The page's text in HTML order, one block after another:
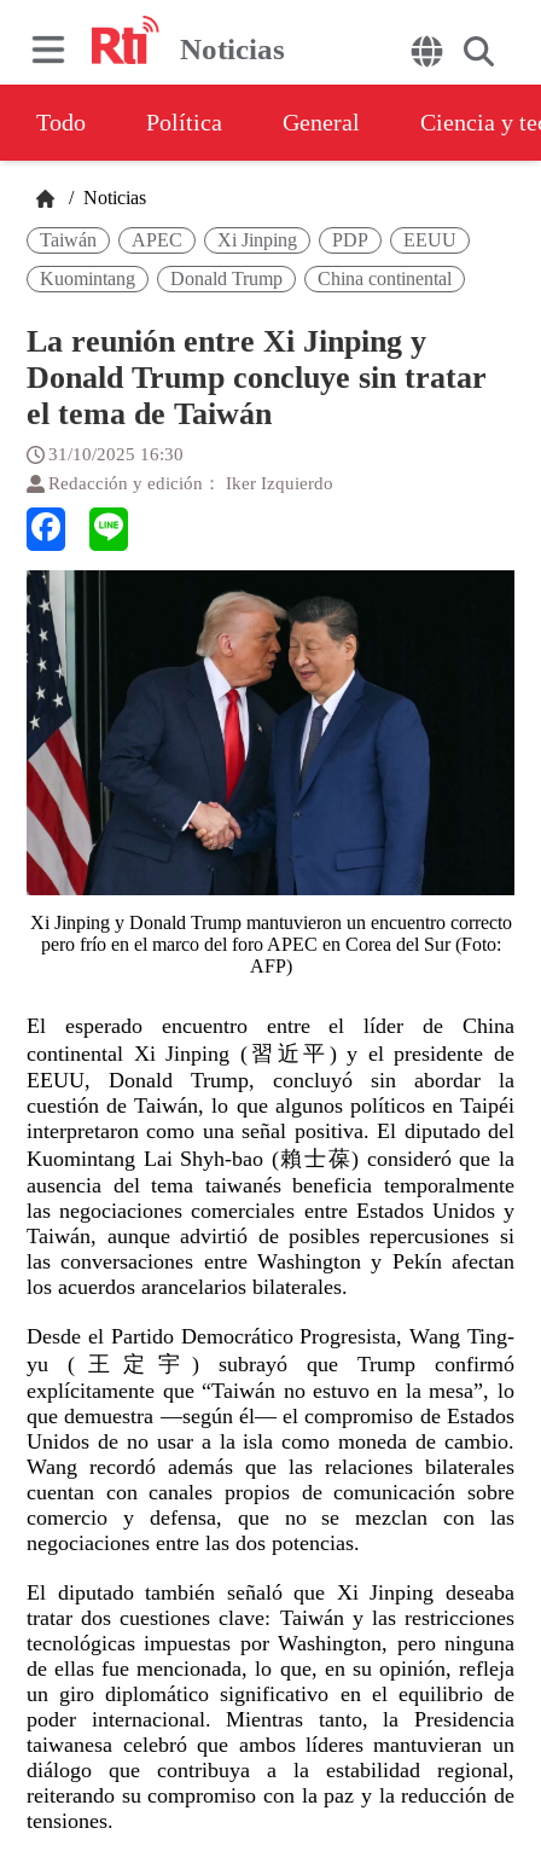
Noticias
Todo Política General Ciencia y
/ Noticias
Taiwán APEC Xi Jinping PDP
EEUU
Kuomintang
Donald Trump China continental
La reunión entre Xi Jinping y
Donald Trump concluye sin tratar
el tema de Taiwán
31/10/2025 16:30
Redacción y edición： Iker Izquierdo
Xi Jinping y Donald Trump mantuvieron un encuentro correcto
pero frío en el marco del foro APEC en Corea del Sur (Foto:
AFP)
El esperado encuentro entre el líder de China
continental Xi Jinping (習近平) y el presidente de
EEUU, Donald Trump, concluyó sin abordar la
cuestión de Taiwán, lo que algunos políticos en Taipéi
interpretaron como una señal positiva. El diputado del
Kuomintang Lai Shyh-bao (賴士葆) consideró que la
ausencia del tema taiwanés beneficia temporalmente
las negociaciones comerciales entre Estados Unidos y
Taiwán, aunque advirtió de posibles repercusiones si
las conversaciones entre Washington y Pekín afectan
los acuerdos arancelarios bilaterales.
Desde el Partido Democrático Progresista, Wang Ting-
yu (王定宇) subrayó que Trump confirmó
explícitamente que “Taiwán no estuvo en la mesa”, lo
que demuestra —según él— el compromiso de Estados
Unidos de no usar a la isla como moneda de cambio.
Wang recordó además que las relaciones bilaterales
cuentan con canales propios de comunicación sobre
comercio y defensa, que no se mezclan con las
negociaciones entre las dos potencias.
El diputado también señaló que Xi Jinping deseaba
tratar dos cuestiones clave: Taiwán y las restricciones
tecnológicas impuestas por Washington, pero ninguna
de ellas fue mencionada, lo que, en su opinión, refleja
un giro diplomático significativo en el equilibrio de
poder internacional. Mientras tanto, la Presidencia
taiwanesa celebró que ambos líderes mantuvieran un
diálogo que contribuya a la estabilidad regional,
reiterando su compromiso con la paz y la reducción de
tensiones.